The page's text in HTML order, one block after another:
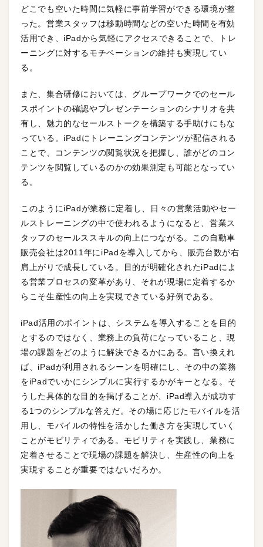
どこでも空いた時間に気軽に事前学習ができる環境が整
った。営業スタッフは移動時間などの空いた時間を有効
活用でき、iPadから気軽にアクセスできることで、トレ
ーニングに対するモチベーションの維持も実現してい
る。
また、集合研修においては、グループワークでのセール
スポイントの確認やプレゼンテーションのシナリオを共
有し、魅力的なセールストークを構築する手助けにもな
っている。iPadにトレーニングコンテンツが配信される
ことで、コンテンツの閲覧状況を把握し、誰がどのコン
テンツを閲覧しているのかの効果測定も可能となってい
る。
このようにiPadが業務に定着し、日々の営業活動やセー
ルストレーニングの中で使われるようになると、営業ス
タッフのセールススキルの向上につながる。この自動車
販売会社は2011年にiPadを導入してから、販売台数が右
肩上がりで成長している。目的が明確化されたiPadによ
る営業プロセスの変革があり、それが現場に定着するか
らこそ生産性の向上を実現できている好例である。
iPad活用のポイントは、システムを導入することを目的
とするのではなく、業務上の負荷になっていること、現
場の課題をどのように解決できるかにある。言い換えれ
ば、iPadが利用されるシーンを明確にし、その中の業務
をiPadでいかにシンプルに実行するかがキーとなる。そ
うした具体的な目的を掲げることが、iPad導入が成功す
る1つのシンプルな答えだ。その場に応じたモバイルを活
用し、モバイルの特性を活かした働き方を実現していく
ことがモビリティである。モビリティを実践し、業務に
定着させることで現場の課題を解決し、生産性の向上を
実現することが重要ではないだろか。